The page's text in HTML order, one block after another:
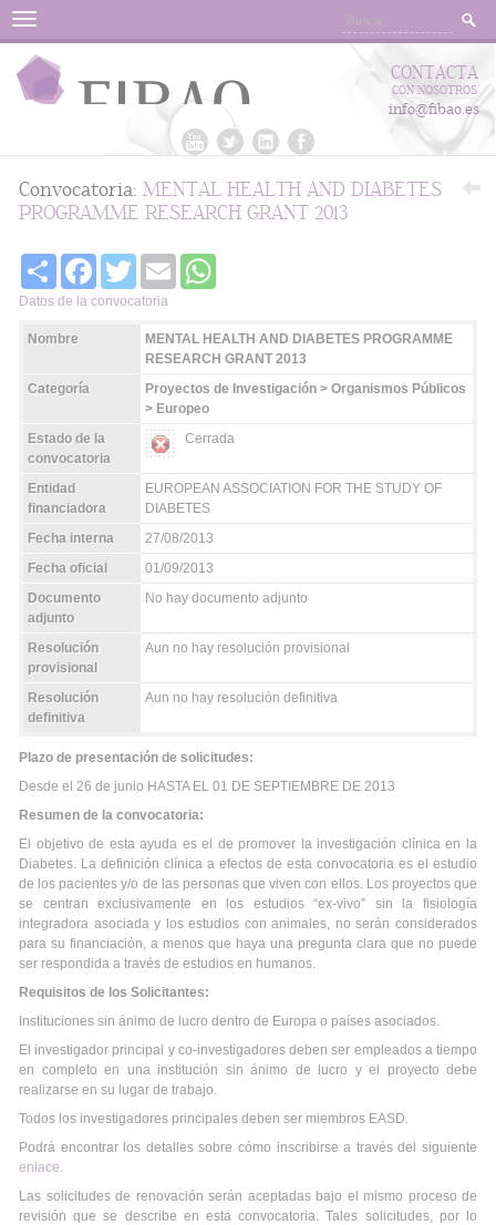
Menu
CONTACTA
CON NOSOTROS
info@fibao.es
Convocatoria: MENTAL HEALTH AND DIABETES
PROGRAMME RESEARCH GRANT 2013
Share FacebookTwitter Email
Datos de la convocatoria
Nombre
MENTAL HEALTH AND DIABETES PROGRAMME
RESEARCH GRANT 2013
Categoría
Proyectos de Investigación > Organismos Públicos
> Europeo
Estado de la
convocatoria
Cerrada
Entidad
financiadora
EUROPEAN ASSOCIATION FOR THE STUDY OF
DIABETES
Fecha interna
27/08/2013
Fecha oficial
01/09/2013
Documento
adjunto
No hay documento adjunto
Resolución
provisional
Aun no hay resolución provisional
Resolución
definitiva
Aun no hay resolución definitiva
Plazo de presentación de solicitudes:
Desde el 26 de junio HASTA EL 01 DE SEPTIEMBRE DE 2013
Resumen de la convocatoria:
El objetivo de esta ayuda es el de promover la investigación clínica en la
Diabetes. La definición clínica a efectos de esta convocatoria es el estudio
de los pacientes y/o de las personas que viven con ellos. Los proyectos que
se centran exclusivamente en los estudios “ex-vivo” sin la fisiología
integradora asociada y los estudios con animales, no serán considerados
para su financiación, a menos que haya una pregunta clara que no puede
ser respondida a través de estudios en humanos.
Requisitos de los Solicitantes:
Instituciones sin ánimo de lucro dentro de Europa o países asociados.
El investigador principal y co-investigadores deben ser empleados a tiempo
en completo en una institución sin ánimo de lucro y el proyecto debe
realizarse en su lugar de trabajo.
Todos los investigadores principales deben ser miembros EASD.
Podrá encontrar los detalles sobre cómo inscribirse a través del siguiente
enlace.
Las solicitudes de renovación serán aceptadas bajo el mismo proceso de
revisión que se describe en esta convocatoria. Tales solicitudes, por lo